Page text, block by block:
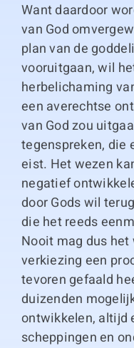
Want daardoor
van God
plan van de
vooruitgaan, wil
herbelichaming
een averechtse
van God zou
tegenspreken, die
eist. Het wezen
negatief
door Gods wil
die het reeds
Nooit mag dus
verkiezing een
tevoren gefaald
duizenden
ontwikkelen, altijd
scheppingen en